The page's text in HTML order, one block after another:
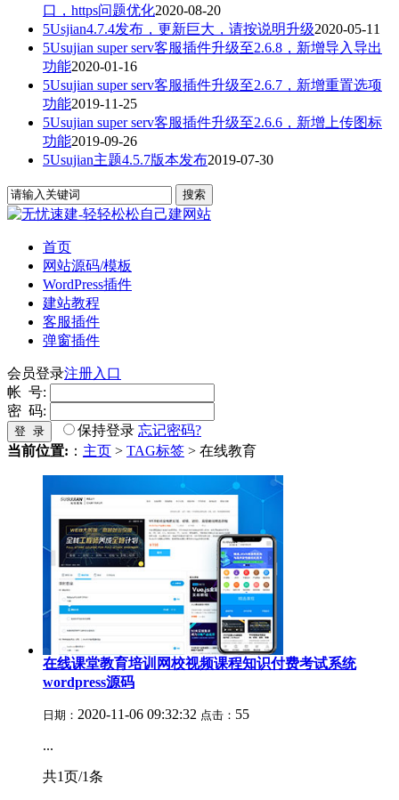
口，https问题优化2020-08-20
5Usjian4.7.4发布，更新巨大，请按说明升级2020-05-11
5Usujian super serv客服插件升级至2.6.8，新增导入导出
功能2020-01-16
5Usujian super serv客服插件升级至2.6.7，新增重置选项
功能2019-11-25
5Usujian super serv客服插件升级至2.6.6，新增上传图标
功能2019-09-26
5Usujian主题4.5.7版本发布2019-07-30
首页
网站源码/模板
WordPress插件
建站教程
客服插件
弹窗插件
会员登录注册入口
帐 号:
密 码:
登 录 保持登录 忘记密码?
当前位置: ： 主页 > TAG标签 > 在线教育
在线课堂教育培训网校视频课程知识付费考试系统
wordpress源码
日期： 2020-11-06 09:32:32 点击： 55
...
共1页/1条